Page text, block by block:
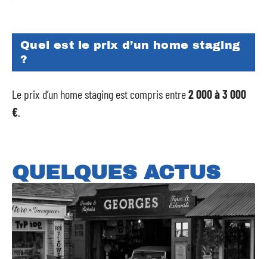
Quel est le prix d’un home staging
?
Le prix d’un home staging est compris entre2 000 à 3 000
€
QUELQUES ACTUS